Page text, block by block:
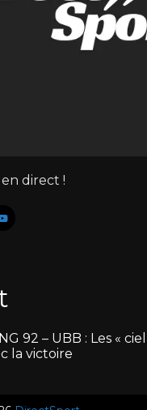
direct !
92 – UBB : Les «
la victoire